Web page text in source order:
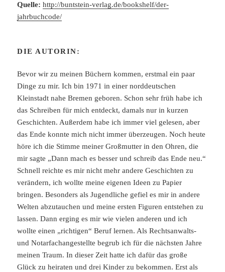
Quelle: http://buntstein-verlag.de/bookshelf/der-
jahrbuchcode/
DIE AUTORIN:
Bevor wir zu meinen Büchern kommen, erstmal ein paar
Dinge zu mir. Ich bin 1971 in einer norddeutschen
Kleinstadt nahe Bremen geboren. Schon sehr früh habe ich
das Schreiben für mich entdeckt, damals nur in kurzen
Geschichten. Außerdem habe ich immer viel gelesen, aber
das Ende konnte mich nicht immer überzeugen. Noch heute
höre ich die Stimme meiner Großmutter in den Ohren, die
mir sagte „Dann mach es besser und schreib das Ende neu.“
Schnell reichte es mir nicht mehr andere Geschichten zu
verändern, ich wollte meine eigenen Ideen zu Papier
bringen. Besonders als Jugendliche gefiel es mir in andere
Welten abzutauchen und meine ersten Figuren entstehen zu
lassen. Dann erging es mir wie vielen anderen und ich
wollte einen „richtigen“ Beruf lernen. Als Rechtsanwalts-
und Notarfachangestellte begrub ich für die nächsten Jahre
meinen Traum. In dieser Zeit hatte ich dafür das große
Glück zu heiraten und drei Kinder zu bekommen. Erst als